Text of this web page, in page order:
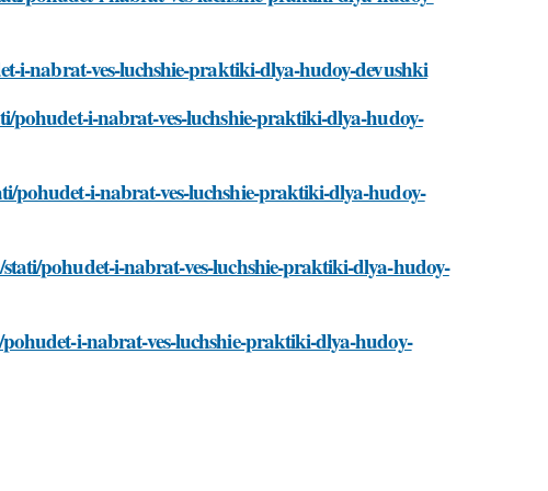
i-nabrat-ves-luchshie-praktiki-dlya-hudoy-devushki
pohudet-i-nabrat-ves-luchshie-praktiki-dlya-hudoy-
pohudet-i-nabrat-ves-luchshie-praktiki-dlya-hudoy-
pohudet-i-nabrat-ves-luchshie-praktiki-dlya-hudoy-
i-nabrat-ves-luchshie-praktiki-dlya-hudoy-